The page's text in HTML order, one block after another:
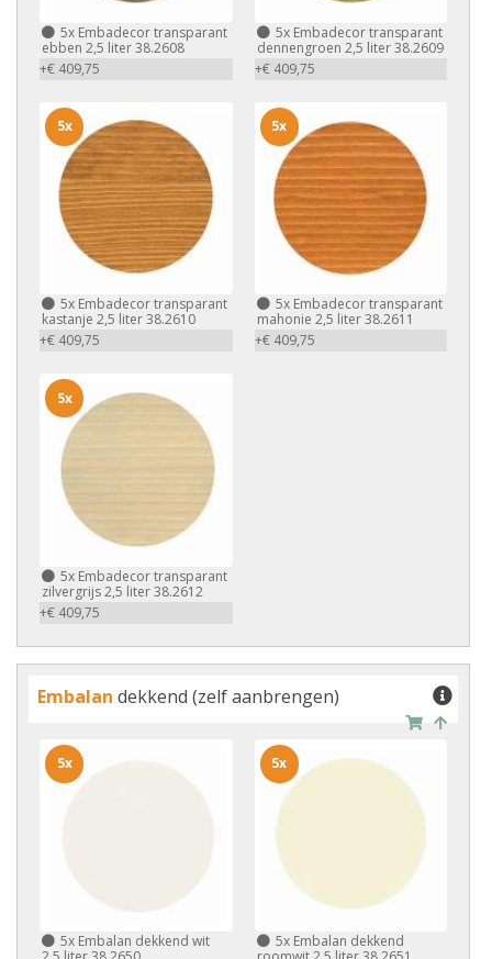
5x Embadecor transparant
ebben 2,5 liter 38.2608
+€ 409,75
5xEmbadecor transparant
dennengroen 2,5 liter 38.2609
+€ 409,75
5x Embadecor transparant
kastanje 2,5 liter 38.2610
+€ 409,75
5x
5xEmbadecor transparant
mahonie 2,5 liter 38.2611
+€ 409,75
5x
5x Embadecor transparant
zilvergrijs 2,5 liter 38.2612
+€ 409,75
5x
Embalan dekkend (zelf aanbrengen)
5x Embalan dekkend wit
5x
5xEmbalan dekkend
5x